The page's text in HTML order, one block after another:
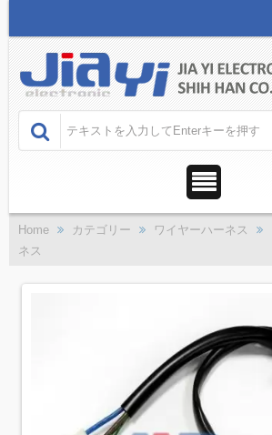
Home カテゴリー ワイヤーハーネス
ネス